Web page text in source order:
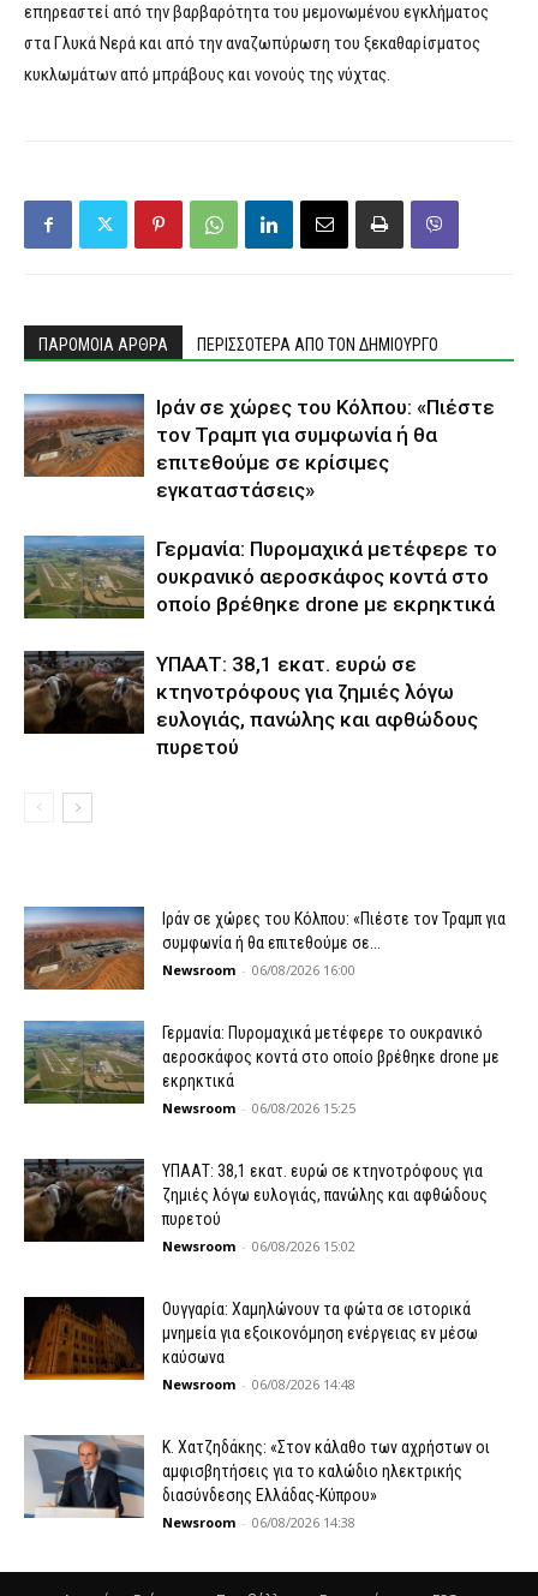
επηρεαστεί από την βαρβαρότητα του μεμονωμένου εγκλήματος
στα Γλυκά Νερά και από την αναζωπύρωση του ξεκαθαρίσματος
κυκλωμάτων από μπράβους και νονούς της νύχτας.
ΠΑΡΟΜΟΙΑ ΑΡΘΡΑ ΠΕΡΙΣΣΟΤΕΡΑ ΑΠΟ ΤΟΝ ΔΗΜΙΟΥΡΓΟ
Ιράν σε χώρες του Κόλπου: «Πιέστε
τον Τραμπ για συμφωνία ή θα
επιτεθούμε σε κρίσιμες
εγκαταστάσεις»
Γερμανία: Πυρομαχικά μετέφερε το
ουκρανικό αεροσκάφος κοντά στο
οποίο βρέθηκε drone με εκρηκτικά
ΥΠΑΑΤ: 38,1 εκατ. ευρώ σε
κτηνοτρόφους για ζημιές λόγω
ευλογιάς, πανώλης και αφθώδους
πυρετού
Ιράν σε χώρες του Κόλπου: «Πιέστε τον Τραμπ για
συμφωνία ή θα επιτεθούμε σε...
Newsroom - 06/08/2026 16:00
Γερμανία: Πυρομαχικά μετέφερε το ουκρανικό
αεροσκάφος κοντά στο οποίο βρέθηκε drone με
εκρηκτικά
Newsroom - 06/08/2026 15:25
ΥΠΑΑΤ: 38,1 εκατ. ευρώ σε κτηνοτρόφους για
ζημιές λόγω ευλογιάς, πανώλης και αφθώδους
πυρετού
Newsroom - 06/08/2026 15:02
Ουγγαρία: Χαμηλώνουν τα φώτα σε ιστορικά
μνημεία για εξοικονόμηση ενέργειας εν μέσω
καύσωνα
Newsroom - 06/08/2026 14:48
Κ. Χατζηδάκης: «Στον κάλαθο των αχρήστων οι
αμφισβητήσεις για το καλώδιο ηλεκτρικής
διασύνδεσης Ελλάδας-Κύπρου»
Newsroom - 06/08/2026 14:38